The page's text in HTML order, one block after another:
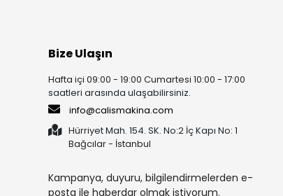
Bize Ulaşın
Hafta içi 09:00 - 19:00 Cumartesi 10:00 - 17:00
saatleri arasında ulaşabilirsiniz.
info@calismakina.com
Hürriyet Mah. 154. SK. No:2 İç Kapı No: 1
Bağcılar - İstanbul
Kampanya, duyuru, bilgilendirmelerden e-
posta ile haberdar olmak istiyorum.